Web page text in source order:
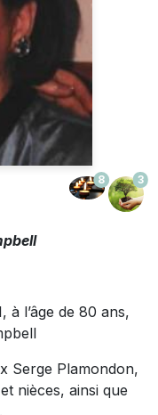
8 3
à l’âge de 80 ans,
Serge Plamondon,
nièces, ainsi que